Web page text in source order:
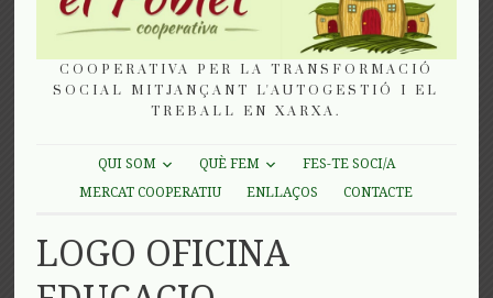
COOPERATIVA PER LA TRANSFORMACIÓ
SOCIAL MITJANÇANT L'AUTOGESTIÓ I EL
TREBALL EN XARXA.
QUI SOM QUÈ FEM
FES-TE SOCI/A
MERCAT COOPERATIU
ENLLAÇOS CONTACTE
LOGO OFICINA